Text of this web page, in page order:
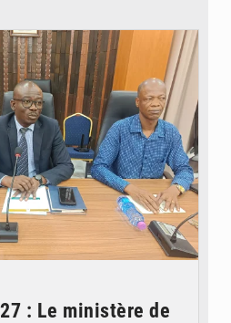
: Le ministère de